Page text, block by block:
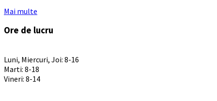
Mai multe
Ore de lucru
Luni, Miercuri, Joi: 8-16
Marti: 8-18
Vineri: 8-14